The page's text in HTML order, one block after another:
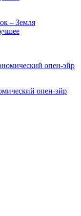
– Земля
опен-эйр